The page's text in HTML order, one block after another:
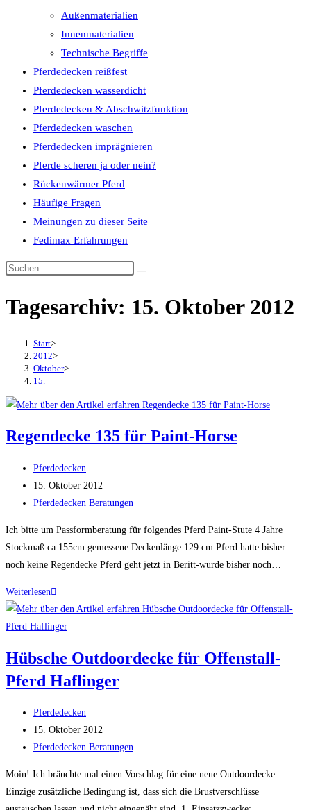
Außenmaterialien
Innenmaterialien
Technische Begriffe
Pferdedecken reißfest
Pferdedecken wasserdicht
Pferdedecken & Abschwitzfunktion
Pferdedecken waschen
Pferdedecken imprägnieren
Pferde scheren ja oder nein?
Rückenwärmer Pferd
Häufige Fragen
Meinungen zu dieser Seite
Fedimax Erfahrungen
Diese
durchsuchen
Tagesarchiv: 15. Oktober 2012
Start>
2012>
Oktober>
15.
Regendecke 135 für Paint-Horse
Beitrags-
Autor:
Pferdedecken
Beitrag
veröffentlicht:
15. Oktober 2012
Beitrags-
Pferdedecken Beratungen
Ich bitte um Passformberatung für folgendes Pferd Paint-Stute 4 Jahre
Stockmaß ca 155cm gemessene Deckenlänge 129 cm Pferd hatte bisher
noch keine Regendecke Pferd geht jetzt in Beritt-wurde bisher noch…
WeiterlesenRegendecke
135
für
Horse
Hübsche Outdoordecke für Offenstall-
Pferd Haflinger
Beitrags-
Autor:
Pferdedecken
Beitrag
veröffentlicht:
15. Oktober 2012
Beitrags-
Pferdedecken Beratungen
Moin! Ich bräuchte mal einen Vorschlag für eine neue Outdoordecke.
Einzige zusätzliche Bedingung ist, dass sich die Brustverschlüsse